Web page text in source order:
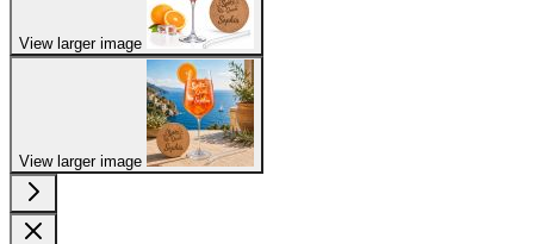
View larger image
View larger image